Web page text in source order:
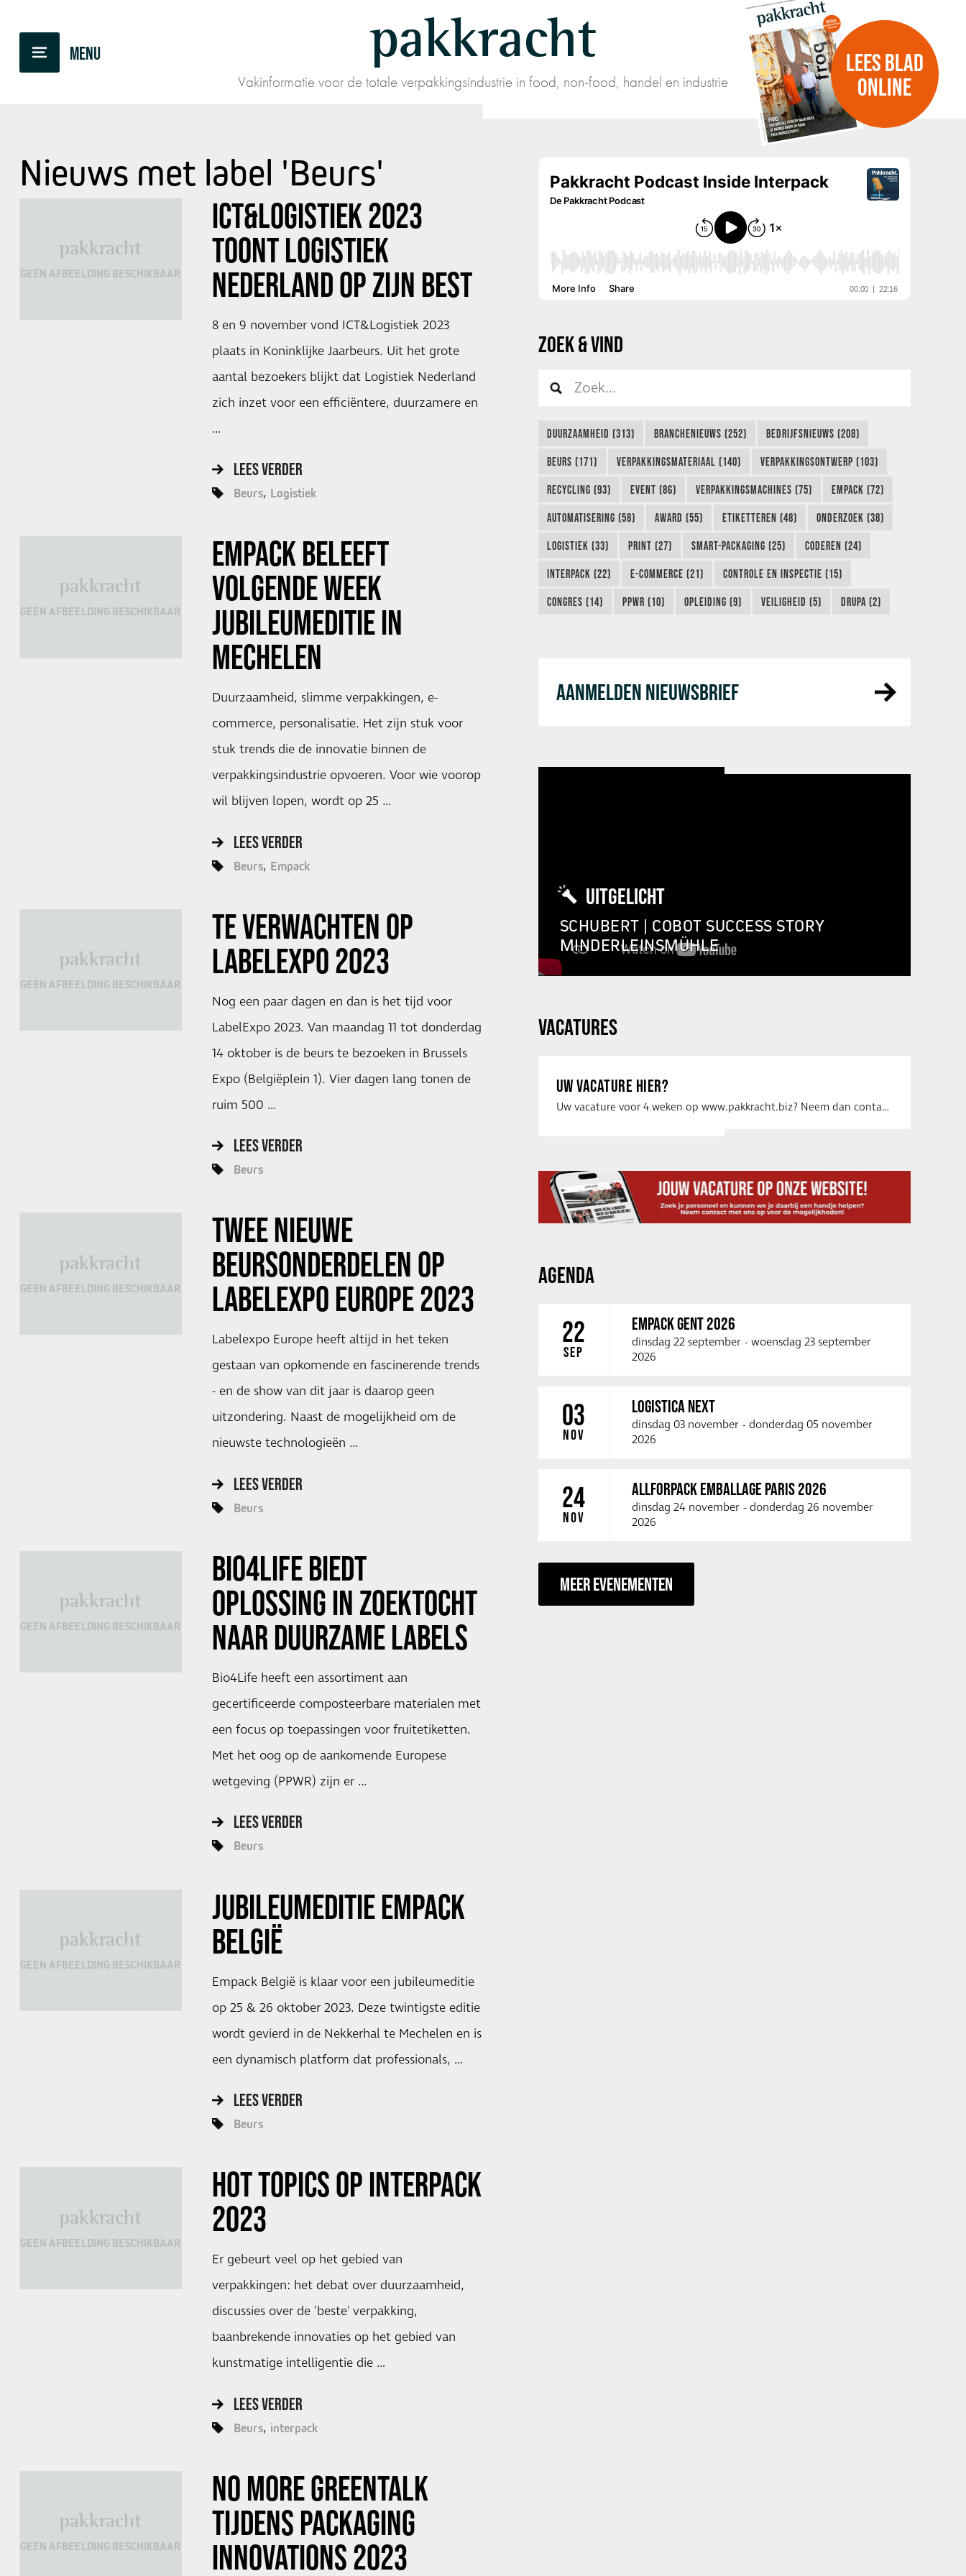
pakkracht
Vakinformatie voor de totale verpakkingsindustrie in food, non-food, handel en industrie
LEES BLAD
ONLINE
Nieuws met label 'Beurs'
pakkracht
GEEN AFBEELDING BESCHIKBAAR
ICT&LOGISTIEK 2023
TOONT LOGISTIEK
NEDERLAND OP ZIJN BEST
8 en 9 november vond ICT&Logistiek 2023
plaats in Koninklijke Jaarbeurs. Uit het grote
aantal bezoekers blijkt dat Logistiek Nederland
zich inzet voor een efficiëntere, duurzamere en
…
LEES VERDER
Beurs Logistiek
pakkracht
GEEN AFBEELDING BESCHIKBAAR
EMPACK BELEEFT
VOLGENDE WEEK
JUBILEUMEDITIE IN
MECHELEN
Duurzaamheid, slimme verpakkingen, e-
commerce, personalisatie. Het zijn stuk voor
stuk trends die de innovatie binnen de
verpakkingsindustrie opvoeren. Voor wie voorop
wil blijven lopen, wordt op 25 …
LEES VERDER
Beurs Empack
pakkracht
GEEN AFBEELDING BESCHIKBAAR
TE VERWACHTEN OP
LABELEXPO 2023
Nog een paar dagen en dan is het tijd voor
LabelExpo 2023. Van maandag 11 tot donderdag
14 oktober is de beurs te bezoeken in Brussels
Expo (Belgiëplein 1). Vier dagen lang tonen de
ruim 500 …
LEES VERDER
Beurs
pakkracht
GEEN AFBEELDING BESCHIKBAAR
TWEE NIEUWE
BEURSONDERDELEN OP
LABELEXPO EUROPE 2023
Labelexpo Europe heeft altijd in het teken
gestaan van opkomende en fascinerende trends
- en de show van dit jaar is daarop geen
uitzondering. Naast de mogelijkheid om de
nieuwste technologieën …
LEES VERDER
Beurs
pakkracht
GEEN AFBEELDING BESCHIKBAAR
BIO4LIFE BIEDT
OPLOSSING IN ZOEKTOCHT
NAAR DUURZAME LABELS
Bio4Life heeft een assortiment aan
gecertificeerde composteerbare materialen met
een focus op toepassingen voor fruitetiketten.
Met het oog op de aankomende Europese
wetgeving (PPWR) zijn er …
LEES VERDER
Beurs
pakkracht
GEEN AFBEELDING BESCHIKBAAR
JUBILEUMEDITIE EMPACK
BELGIË
Empack België is klaar voor een jubileumeditie
op 25 & 26 oktober 2023. Deze twintigste editie
wordt gevierd in de Nekkerhal te Mechelen en is
een dynamisch platform dat professionals, …
LEES VERDER
Beurs
pakkracht
GEEN AFBEELDING BESCHIKBAAR
HOT TOPICS OP INTERPACK
2023
Er gebeurt veel op het gebied van
verpakkingen: het debat over duurzaamheid,
discussies over de 'beste' verpakking,
baanbrekende innovaties op het gebied van
kunstmatige intelligentie die …
LEES VERDER
Beurs interpack
pakkracht
GEEN AFBEELDING BESCHIKBAAR
NO MORE GREENTALK
TIJDENS PACKAGING
INNOVATIONS 2023
ZOEK & VIND
DUURZAAMHEID (313) BRANCHENIEUWS (252) BEDRIJFSNIEUWS (208)
BEURS (171) VERPAKKINGSMATERIAAL (140) VERPAKKINGSONTWERP (103)
RECYCLING (93) EVENT (86) VERPAKKINGSMACHINES (75) EMPACK (72)
AUTOMATISERING (58) AWARD (55) ETIKETTEREN (48) ONDERZOEK (38)
LOGISTIEK (33) PRINT (27) SMART-PACKAGING (25) CODEREN (24)
INTERPACK (22) E-COMMERCE (21) CONTROLE EN INSPECTIE (15)
CONGRES (14) PPWR (10) OPLEIDING (9) VEILIGHEID (5) DRUPA (2)
AANMELDEN NIEUWSBRIEF
UITGELICHT
SCHUBERT | COBOT SUCCESS STORY
MINDERLEINSMÜHLE
VACATURES
UW VACATURE HIER?
Uw vacature voor 4 weken op www.pakkracht.biz? Neem dan contact op met Yannick van …
AGENDA
22
SEP
EMPACK GENT 2026
dinsdag 22 september - woensdag 23 september
2026
03
NOV
LOGISTICA NEXT
dinsdag 03 november - donderdag 05 november
2026
24
NOV
ALLFORPACK EMBALLAGE PARIS 2026
dinsdag 24 november - donderdag 26 november
2026
MEER EVENEMENTEN